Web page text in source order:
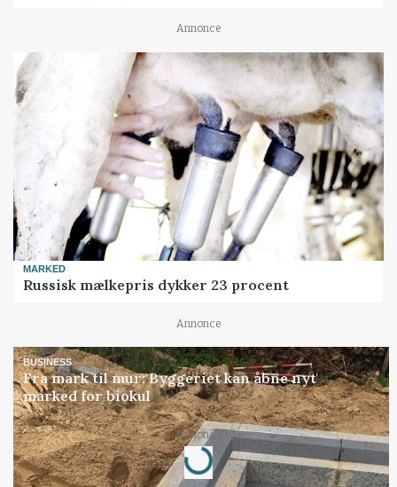
Annonce
MARKED
Russisk mælkepris dykker 23 procent
Annonce
BUSINESS
Fra mark til mur: Byggeriet kan åbne nyt
marked for biokul
Annonce
Loading...